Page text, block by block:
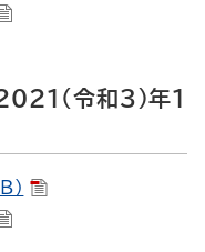
（令和3）年1
）